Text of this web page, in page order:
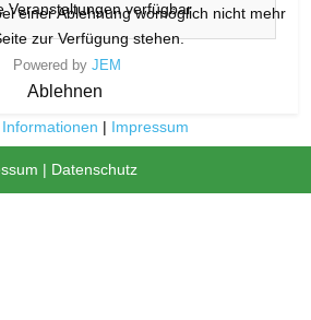
Veranstaltungen verfügbar
Powered by JEM
| Datenschutz
einer Ablehnung womöglich nicht mehr
zur Verfügung stehen.
Ablehnen
| Impressum